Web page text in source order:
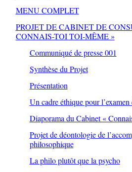
MENU COMPLET
PROJET DE CABINET DE
CONNAIS-TOI TOI-MÊME »
Communiqué de presse 001
Synthèse du Projet
Présentation
Un cadre éthique pour l’examen
Diaporama du Cabinet «
Projet de déontologie de
philosophique
La philo plutôt que la psycho